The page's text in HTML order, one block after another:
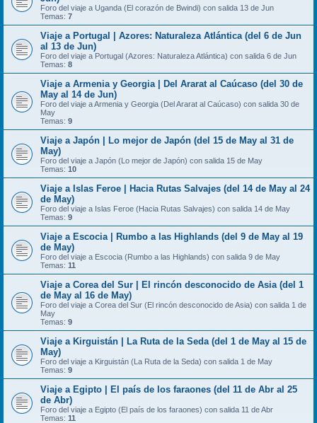
Foro del viaje a Uganda (El corazón de Bwindi) con salida 13 de Jun
Temas: 7
Viaje a Portugal | Azores: Naturaleza Atlántica (del 6 de Jun
al 13 de Jun)
Foro del viaje a Portugal (Azores: Naturaleza Atlántica) con salida 6 de Jun
Temas: 8
Viaje a Armenia y Georgia | Del Ararat al Caúcaso (del 30 de
May al 14 de Jun)
Foro del viaje a Armenia y Georgia (Del Ararat al Caúcaso) con salida 30 de
May
Temas: 9
Viaje a Japón | Lo mejor de Japón (del 15 de May al 31 de
May)
Foro del viaje a Japón (Lo mejor de Japón) con salida 15 de May
Temas: 10
Viaje a Islas Feroe | Hacia Rutas Salvajes (del 14 de May al 24
de May)
Foro del viaje a Islas Feroe (Hacia Rutas Salvajes) con salida 14 de May
Temas: 9
Viaje a Escocia | Rumbo a las Highlands (del 9 de May al 19
de May)
Foro del viaje a Escocia (Rumbo a las Highlands) con salida 9 de May
Temas: 11
Viaje a Corea del Sur | El rincón desconocido de Asia (del 1
de May al 16 de May)
Foro del viaje a Corea del Sur (El rincón desconocido de Asia) con salida 1 de
May
Temas: 9
Viaje a Kirguistán | La Ruta de la Seda (del 1 de May al 15 de
May)
Foro del viaje a Kirguistán (La Ruta de la Seda) con salida 1 de May
Temas: 9
Viaje a Egipto | El país de los faraones (del 11 de Abr al 25
de Abr)
Foro del viaje a Egipto (El país de los faraones) con salida 11 de Abr
Temas: 11